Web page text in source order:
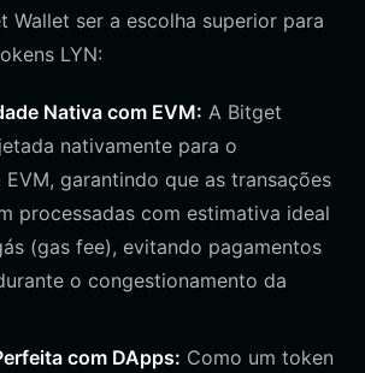
Wallet ser a escolha superior para
LYN:
Nativa com EVM: A Bitget
nativamente para o
EVM, garantindo que as transações
processadas com estimativa ideal
(gas fee), evitando pagamentos
o congestionamento da
com DApps: Como um token